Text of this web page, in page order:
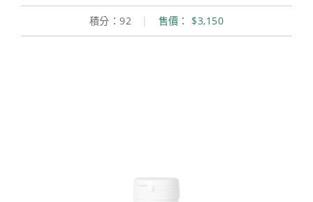
積分：92 | 售價： $3,150